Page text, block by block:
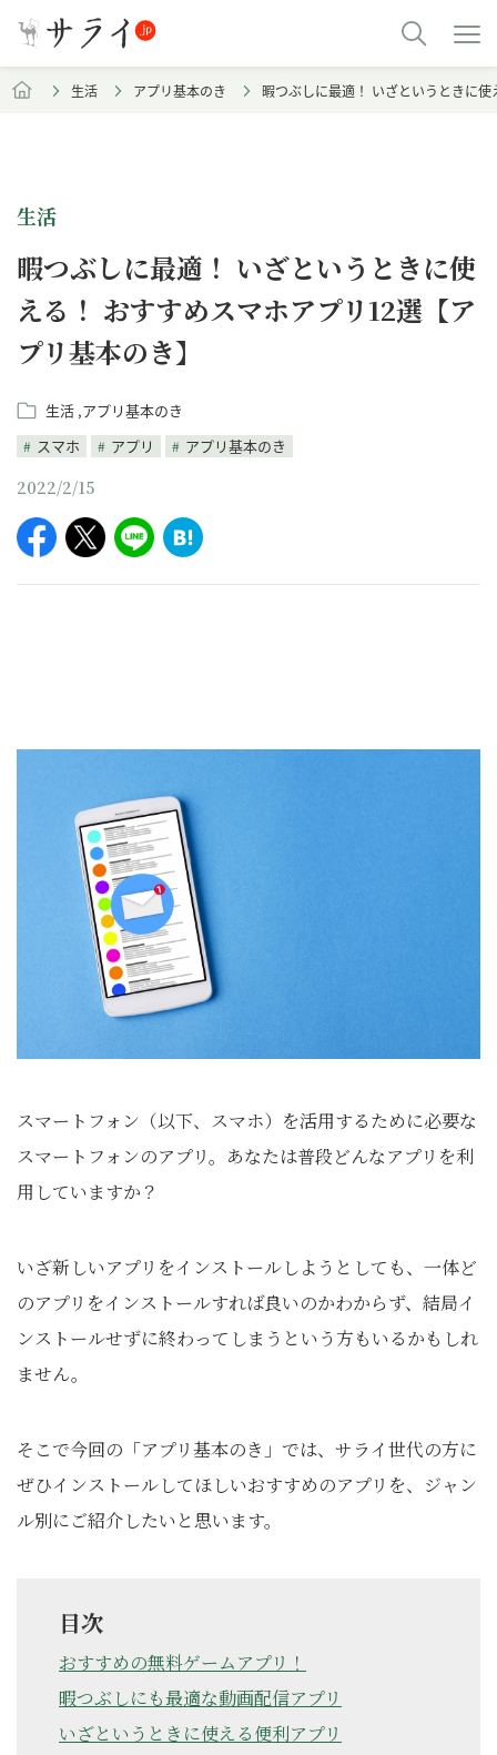
生活 アプリ基本のき 暇つぶしに最適！ いざというときに
生活
暇つぶしに最適！ いざというときに使
える！ おすすめスマホアプリ12選【ア
プリ基本のき】
生活 アプリ基本のき
スマホ
アプリ アプリ基本のき
2022/2/15
スマートフォン（以下、スマホ）を活用するために必要な
スマートフォンのアプリ。あなたは普段どんなアプリを利
用していますか？
いざ新しいアプリをインストールしようとしても、一体ど
のアプリをインストールすれば良いのかわからず、結局イ
ンストールせずに終わってしまうという方もいるかもしれ
ません。
そこで今回の「アプリ基本のき」では、サライ世代の方に
ぜひインストールしてほしいおすすめのアプリを、ジャン
ル別にご紹介したいと思います。
目次
おすすめの無料ゲームアプリ！
暇つぶしにも最適な動画配信アプリ
いざというときに使える便利アプリ